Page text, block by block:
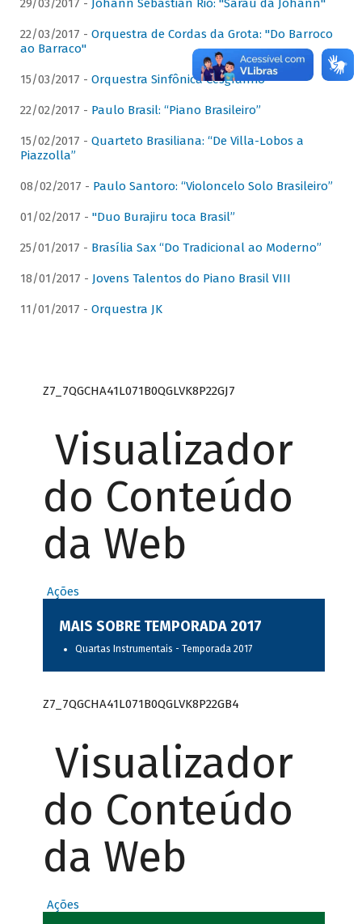
29/03/2017 - Johann Sebastian Rio: "Sarau da Johann"
22/03/2017 - Orquestra de Cordas da Grota: "Do Barroco
ao Barraco"
15/03/2017 - Orquestra Sinfônica Cesgranrio
22/02/2017 - Paulo Brasil: “Piano Brasileiro”
15/02/2017 - Quarteto Brasiliana: “De Villa-Lobos a
Piazzolla”
08/02/2017 - Paulo Santoro: “Violoncelo Solo Brasileiro”
01/02/2017 - "Duo Burajiru toca Brasil”
25/01/2017 - Brasília Sax “Do Tradicional ao Moderno”
18/01/2017 - Jovens Talentos do Piano Brasil VIII
11/01/2017 - Orquestra JK
Z7_7QGCHA41L071B0QGLVK8P22GJ7
Visualizador
do Conteúdo
da Web
Ações
MAIS SOBRE TEMPORADA 2017
Quartas Instrumentais - Temporada 2017
Z7_7QGCHA41L071B0QGLVK8P22GB4
Visualizador
do Conteúdo
da Web
Ações